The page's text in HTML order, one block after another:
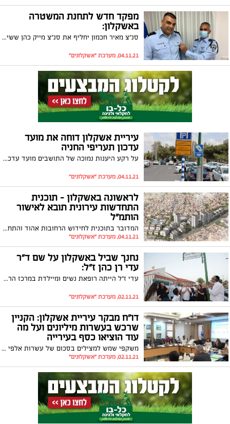
מפקד חדש לתחנת המשטרה
באשקלון:
סנ"צ מאיר חכמון יחליף את סנ"צ מייק כהן ששימש בתפקידו שנה בלבד. ראש העירייה תומר גלאם בירך: "מצפים להמשיך ולעבוד יחד בשיתוף פעולה מלא כפי שהיה עד עתה, לחיזוק תחושת הביטחון האישי של תושבי העיר"
04.11.21, מערכת "אשקלונים"
עיריית אשקלון דוחה את מועד
עדכון תעריפי החניה
על רקע היענות נמוכה של התושבים מועד עדכון תעריפי החניה ברצועת החוף וברחבי העיר נדחה בחודשיים על מנת לאפשר לתושבים המעוניינים בתו להירשם ולקבל אותו. התו יעניק לתושבים תעריף חניה מוזל ברחבי העיר וחניה חינם ברצועת החוף
04.11.21, מערכת "אשקלונים"
לראשונה באשקלון - תוכנית
התחדשות עירונית תובא לאישור
הותמ״ל
המדובר בתוכנית לחידוש הרחובות אהוד והתחיה בשכונת גבעת ציון; ראש העיר, תומר גלאם: ״בשורה של ממש כמענה לשיקום השכונה הוותיקה ומיגון הבניינים". בשבוע הבא תובא לאישור הותמ״ל (הוועדה הארצית לתכנון ובנייה) ולראשונה באשקלון תוכנית להתחדשות עירונית.
04.11.21, מערכת "אשקלונים"
נחנך שביל באשקלון על שם ד"ר
עדי רן כהן ז"ל:
עדי ז"ל הייתה רופאת נשים ומיילדת במרכז הרפואי 'ברזילי' ופעלה למען הרפואה ובריאות התושבים בישראל. רבים באשקלון הוקירו את פועלה
02.11.21, מערכת "אשקלונים"
דו"ח מבקר עיריית אשקלון: הקניין
שרכש בעשרות מיליונים ועל מה
עוד הוציאו כסף בעירייה
משקפי שמש למצילים בסכום של עשרות אלפי שקלים, וילונות יקרים במיוחד שהותקנו בלשכתו של ראש העיר ולמעלה מ -30,000 ₪ עבור שירותי ייעוץ לכתיבת מכרז – דוח מבקר עיריית אשקלון לשנת 2020 מספק הצצה מעניינת להתנהלותו של אגף הרכש. וגם: האם יש לחברי מועצת העיר חובות ארנונה?
02.11.21, מערכת "אשקלונים"